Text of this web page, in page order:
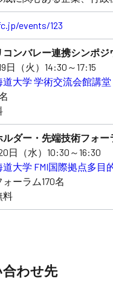
events/123
ンバレー連携シンポジ
日（火）14:30～17:15
道大学 学術交流会館講堂
ルダー・先端技術フォー
日（水）10:30～16:30
道大学 FMI国際拠点多目
ーラム170名
料
わせ先